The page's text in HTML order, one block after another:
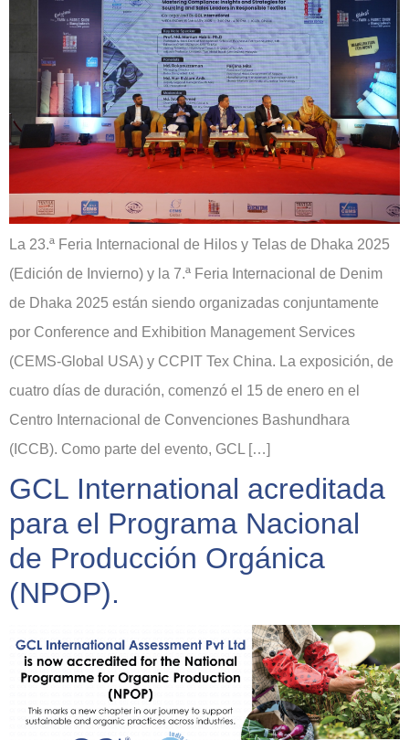
La 23.ª Feria Internacional de Hilos y Telas de Dhaka 2025
(Edición de Invierno) y la 7.ª Feria Internacional de Denim
de Dhaka 2025 están siendo organizadas conjuntamente
por Conference and Exhibition Management Services
(CEMS-Global USA) y CCPIT Tex China. La exposición, de
cuatro días de duración, comenzó el 15 de enero en el
Centro Internacional de Convenciones Bashundhara
(ICCB). Como parte del evento, GCL […]
GCL International acreditada
para el Programa Nacional
de Producción Orgánica
(NPOP).